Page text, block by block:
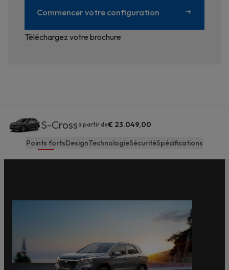
Commencer votre configuration
Téléchargez votre brochure
S-Cross à partir de€ 23.049,00
Points fortsDesignTechnologieSécuritéSpécifications